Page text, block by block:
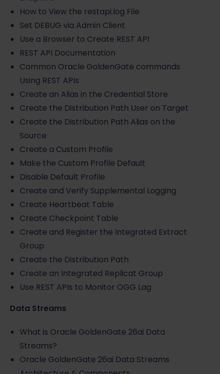
How to View the restapi.log File
Set DEBUG via Admin Client
Use a Browser to Create REST API
REST API Documentation
Common Oracle GoldenGate commands
Using REST APIs
Create an Alias in the Credential Store
Create the Distribution Path User on Target
Create the Distribution Path Alias on the
Source
Create a Custom Profile
Make the Custom Profile Default
Disable Default Profile
Create and Verify Supplemental Logging
Create Heartbeat Table
Create Checkpoint Table
Create and Register the Integrated Extract
Group
Create the Distribution Path
Create an Integrated Replicat Group
Use REST APIs to Monitor OGG Lag
Data Streams
What is Oracle GoldenGate 26ai Data
Streams?
Oracle GoldenGate 26ai Data Streams